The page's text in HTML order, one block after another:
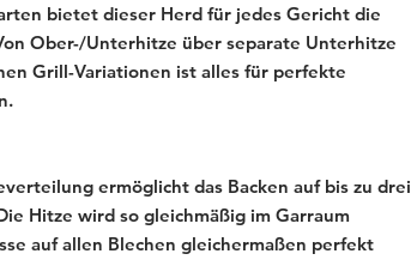
bietet dieser Herd für jedes Gericht die
Ober-/Unterhitze über separate Unterhitze
Grill-Variationen ist alles für perfekte
ermöglicht das Backen auf bis zu drei
Hitze wird so gleichmäßig im Garraum
auf allen Blechen gleichermaßen perfekt